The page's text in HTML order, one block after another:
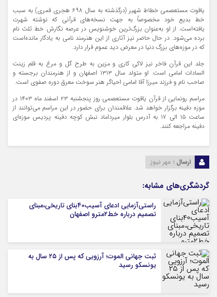
یاقوت مستعصمی
خطاط شهیر (درگذشته به سال ۶۹۸ هجری قمری) به سبب
خط بدیع خود مخصوصاً به جهت نسخه‌های قرآنی که نوشته شهرت
یافته‌است. از او به‌عنوان بزرگ‌ترین خوشنویس در عرصه نگارش خط ثلث نام
برده می‌شود. در حال حاضر نیز آثاری از این هنرمند نامی به یادگار مانده‌است
که در موزه‌های بزرگ دنیا در معرض دید عموم قرار دارد.
جلد این قرآن فاخر نیز لاکی کاری و مزین به طرح گل و مرغ به قلم زینت
السادات
امامی است. او متولد سال ۱۳۱۳ اصفهان و از هنرمندان برجسته و
صاحب نام و فرزند میرزا آقا امامی احیاگر هنر سوخت معرق دوره صفوی است.
مراسم رونمایی از قرآن یاقوت مستعصمی روز پنجشنبه ۲۳ اسفند ماه ۱۴۰۳
در
موزه دفینه برگزار خواهد شد. علاقمندان برای حضور در این مراسم می‌توانند از
ساعت ۱۵ الی ۱۷ به آدرس بلوار میرداماد نبش کوچه دفینه پردیس موزه‌ای
دفینه مراجعه کنند.
ارسال : مهر نیوز
گردشگری‌های مشابه:
راستی‌آزمایی ادعای آسیب۴۰بنای تاریخی،مبنای
تصمیم درباره خط۲مترو اصفهان
ثبت جهانی الموت؛ آرزویی که پس از ۲۵ سال به
یونسکو رسید